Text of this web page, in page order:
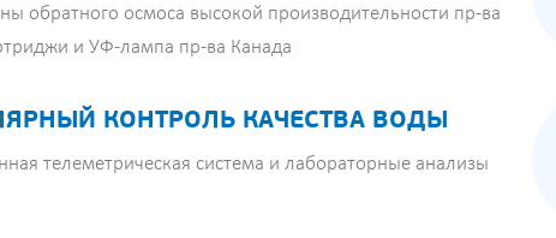
обратного осмоса высокой производительности пр-ва
и УФ-лампа пр-ва Канада
КОНТРОЛЬ КАЧЕСТВА ВОДЫ
телеметрическая система и лабораторные анализы